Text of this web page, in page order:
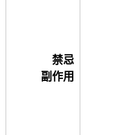
禁忌
副作用